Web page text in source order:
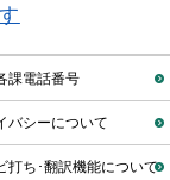
課電話番号
バシーについて
打ち･翻訳機能について